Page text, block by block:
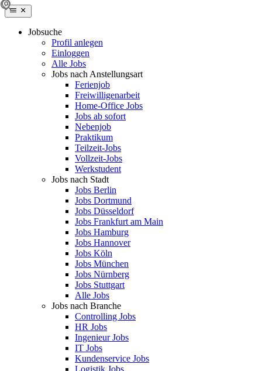
Jobsuche
Profil anlegen
Einloggen
Alle Jobs
Jobs nach Anstellungsart
Ferienjob
Freiwilligenarbeit
Home-Office Jobs
Jobs ab sofort
Nebenjob
Praktikum
Teilzeit-Jobs
Vollzeit-Jobs
Werkstudent
Jobs nach Stadt
Jobs Berlin
Jobs Dortmund
Jobs Düsseldorf
Jobs Frankfurt am Main
Jobs Hamburg
Jobs Hannover
Jobs Köln
Jobs München
Jobs Nürnberg
Jobs Stuttgart
Alle Jobs
Jobs nach Branche
Controlling Jobs
HR Jobs
Ingenieur Jobs
IT Jobs
Kundenservice Jobs
Logistik Jobs